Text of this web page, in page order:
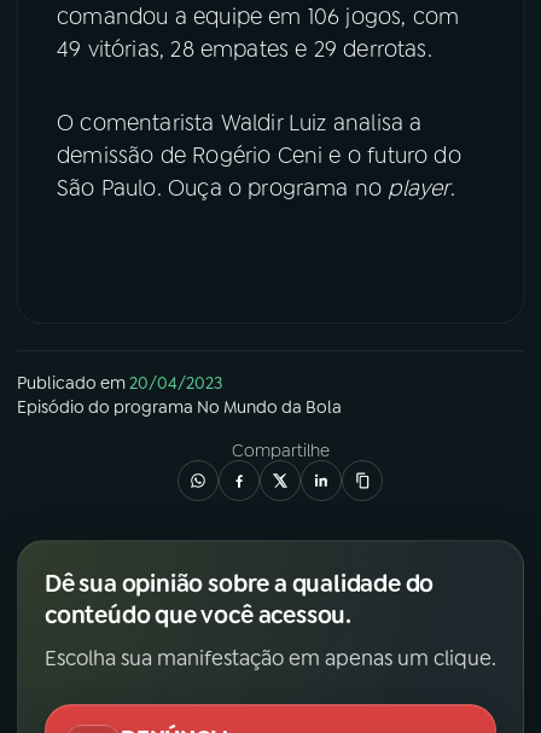
comandou a equipe em 106 jogos, com
49 vitórias, 28 empates e 29 derrotas.
O comentarista Waldir Luiz analisa a
demissão de Rogério Ceni e o futuro do
São Paulo. Ouça o programa no player.
Publicado em20/04/2023
Episódio do programa No Mundo da Bola
Compartilhe
Dê sua opinião sobre a qualidade do
conteúdo que você acessou.
Escolha sua manifestação em apenas um clique.